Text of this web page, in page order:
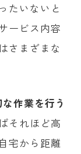
たいないと
ービス内容
さまざまな
作業を行う
それほど高
宅から距離